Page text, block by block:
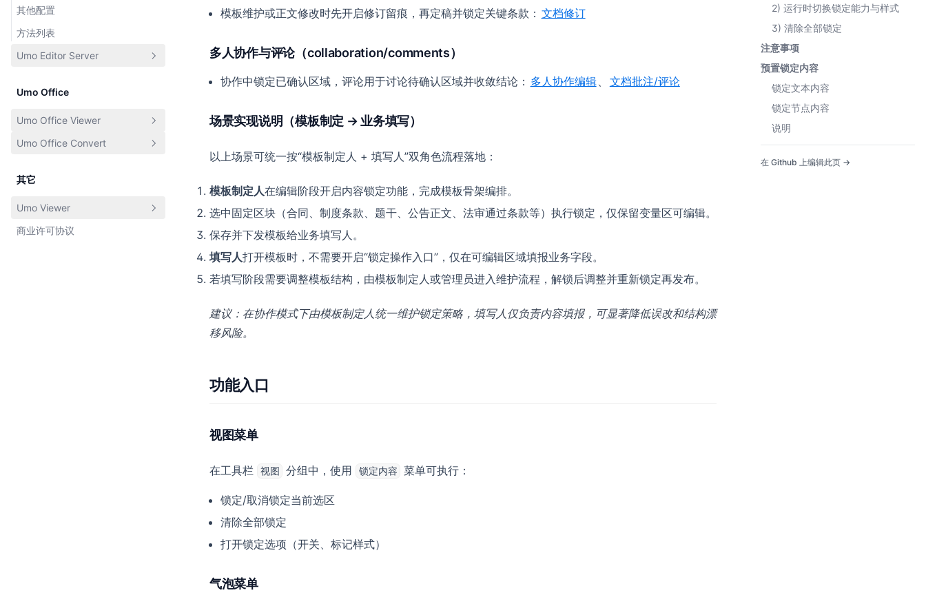
前后端交互
消息体说明
后端对接示例
其他配置
方法列表
Umo Editor Server
鉴权说明
Docker 部署
Umo Office
Umo Office Viewer
基本介绍
配置项
方法列表
Umo Office Convert
数据库
环境变量
其它
Umo Viewer
基本介绍
商业许可协议
2) 运行时切换锁定能力与样式
3) 清除全部锁定
注意事项
预置锁定内容
锁定文本内容
锁定节点内容
说明
在 Github 上编辑此页 →
模板维护或正文修改时先开启修订留痕，再定稿并锁定关键条款： 文档修订
多人协作与评论（collaboration/comments）
协作中锁定已确认区域，评论用于讨论待确认区域并收敛结论： 多人协作编辑、 文档批注/评论
场景实现说明（模板制定 → 业务填写）
以上场景可统一按“模板制定人 + 填写人”双角色流程落地：
模板制定人在编辑阶段开启内容锁定功能，完成模板骨架编排。
选中固定区块（合同、制度条款、题干、公告正文、法审通过条款等）执行锁定，仅保留变量区可编辑。
保存并下发模板给业务填写人。
填写人打开模板时，不需要开启“锁定操作入口”，仅在可编辑区域填报业务字段。
若填写阶段需要调整模板结构，由模板制定人或管理员进入维护流程，解锁后调整并重新锁定再发布。
建议：在协作模式下由模板制定人统一维护锁定策略，填写人仅负责内容填报，可显著降低误改和结构漂
移风险。
功能入口
视图菜单
在工具栏 视图 分组中，使用 锁定内容 菜单可执行：
锁定/取消锁定当前选区
清除全部锁定
打开锁定选项（开关、标记样式）
气泡菜单